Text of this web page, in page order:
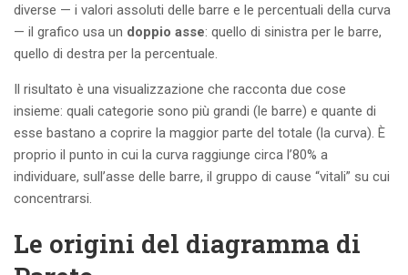
diverse — i valori assoluti delle barre e le percentuali della curva
— il grafico usa un doppio asse: quello di sinistra per le barre,
quello di destra per la percentuale.
Il risultato è una visualizzazione che racconta due cose
insieme: quali categorie sono più grandi (le barre) e quante di
esse bastano a coprire la maggior parte del totale (la curva). È
proprio il punto in cui la curva raggiunge circa l’80% a
individuare, sull’asse delle barre, il gruppo di cause “vitali” su cui
concentrarsi.
Le origini del diagramma di